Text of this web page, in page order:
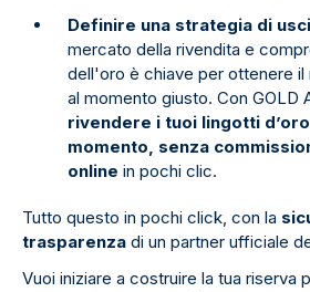
Definire una strategia di
mercato della rivendita e
dell'oro è chiave per ottenere il
al momento giusto. Con GOLD
rivendere i tuoi lingotti
momento, senza
online in pochi clic.
Tutto questo in pochi click, con la
trasparenza di un partner ufficiale
Vuoi iniziare a costruire la tua riserva